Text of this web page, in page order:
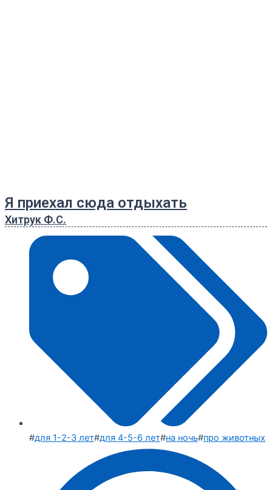
Я приехал сюда отдыхать
Хитрук Ф.С.
#для 1-2-3 лет#для 4-5-6 лет#на ночь#про животных